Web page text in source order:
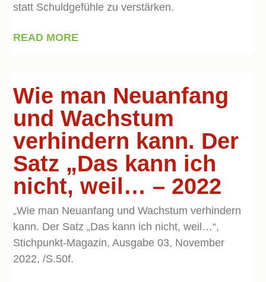
statt Schuldgefühle zu verstärken.
READ MORE
Wie man Neuanfang
und Wachstum
verhindern kann. Der
Satz „Das kann ich
nicht, weil… – 2022
„Wie man Neuanfang und Wachstum verhindern
kann. Der Satz „Das kann ich nicht, weil…“,
Stichpunkt-Magazin, Ausgabe 03, November
2022, /S.50f.